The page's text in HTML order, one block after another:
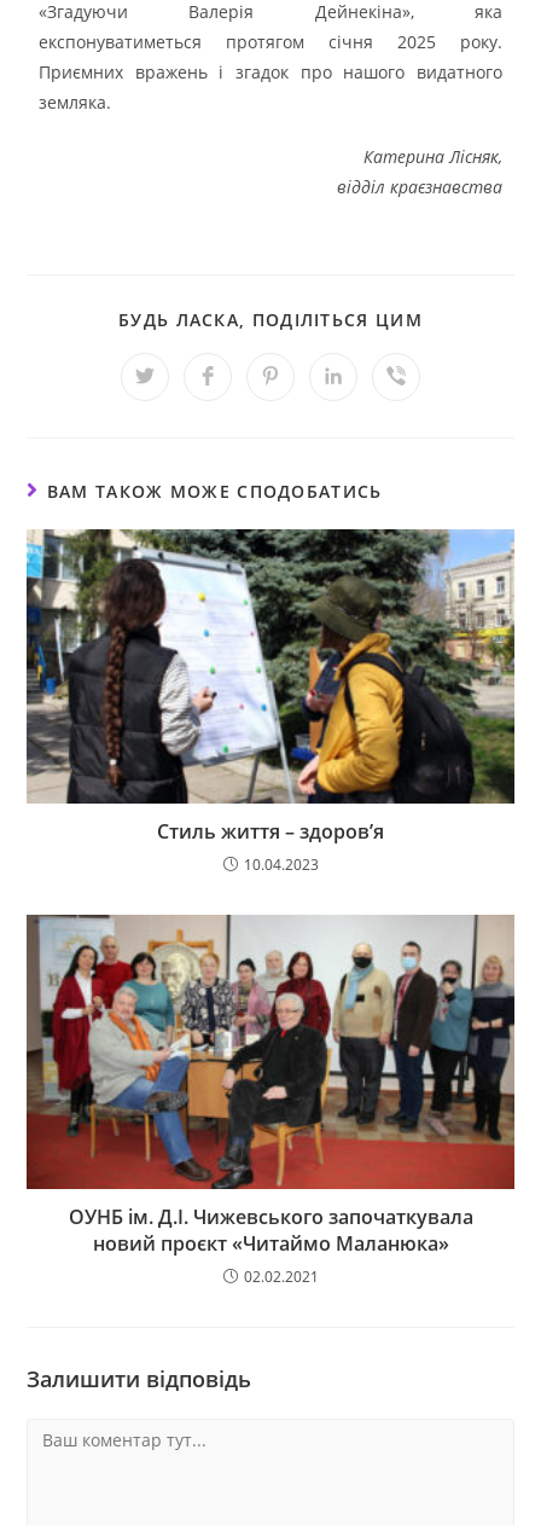
«Згадуючи Валерія Дейнекіна», яка
експонуватиметься протягом січня 2025 року.
Приємних вражень і згадок про нашого видатного
земляка.
Катерина Лісняк,
відділ краєзнавства
БУДЬ ЛАСКА, ПОДІЛІТЬСЯ ЦИМ
ВАМ ТАКОЖ МОЖЕ СПОДОБАТИСЬ
Стиль життя – здоров’я
10.04.2023
ОУНБ ім. Д.І. Чижевського започаткувала
новий проєкт «Читаймо Маланюка»
02.02.2021
Залишити відповідь